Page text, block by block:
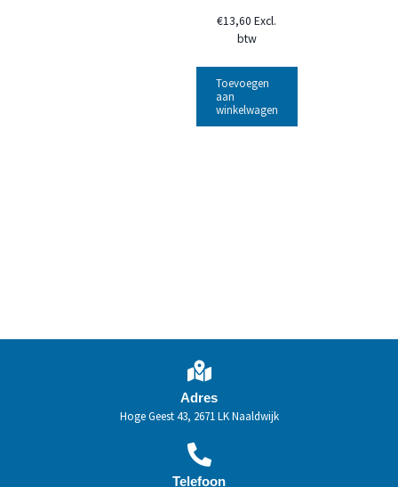
€13,60 Excl.
btw
Toevoegen
aan
winkelwagen
Adres
Hoge Geest 43, 2671 LK Naaldwijk
Telefoon